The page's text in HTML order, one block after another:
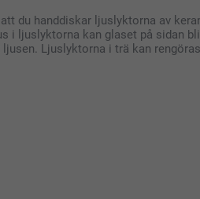
du handdiskar ljuslyktorna av
i ljuslyktorna kan glaset på sidan
Ljuslyktorna i trä kan